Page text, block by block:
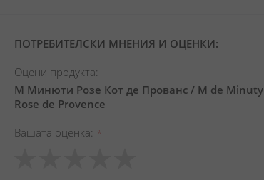
ПОТРЕБИТЕЛСКИ МНЕНИЯ И ОЦЕНКИ:
Оцени продукта:
М Минюти Розе Кот де Прованс / M de Minuty
Rose de Provence
Вашата оценка